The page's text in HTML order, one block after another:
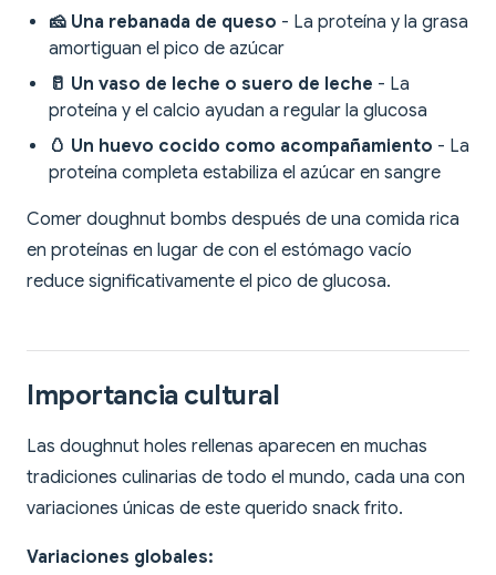
🧀 Una rebanada de queso - La proteína y la grasa
amortiguan el pico de azúcar
🥛 Un vaso de leche o suero de leche - La
proteína y el calcio ayudan a regular la glucosa
🥚 Un huevo cocido como acompañamiento - La
proteína completa estabiliza el azúcar en sangre
Comer doughnut bombs después de una comida rica
en proteínas en lugar de con el estómago vacío
reduce significativamente el pico de glucosa.
Importancia cultural
Las doughnut holes rellenas aparecen en muchas
tradiciones culinarias de todo el mundo, cada una con
variaciones únicas de este querido snack frito.
Variaciones globales: